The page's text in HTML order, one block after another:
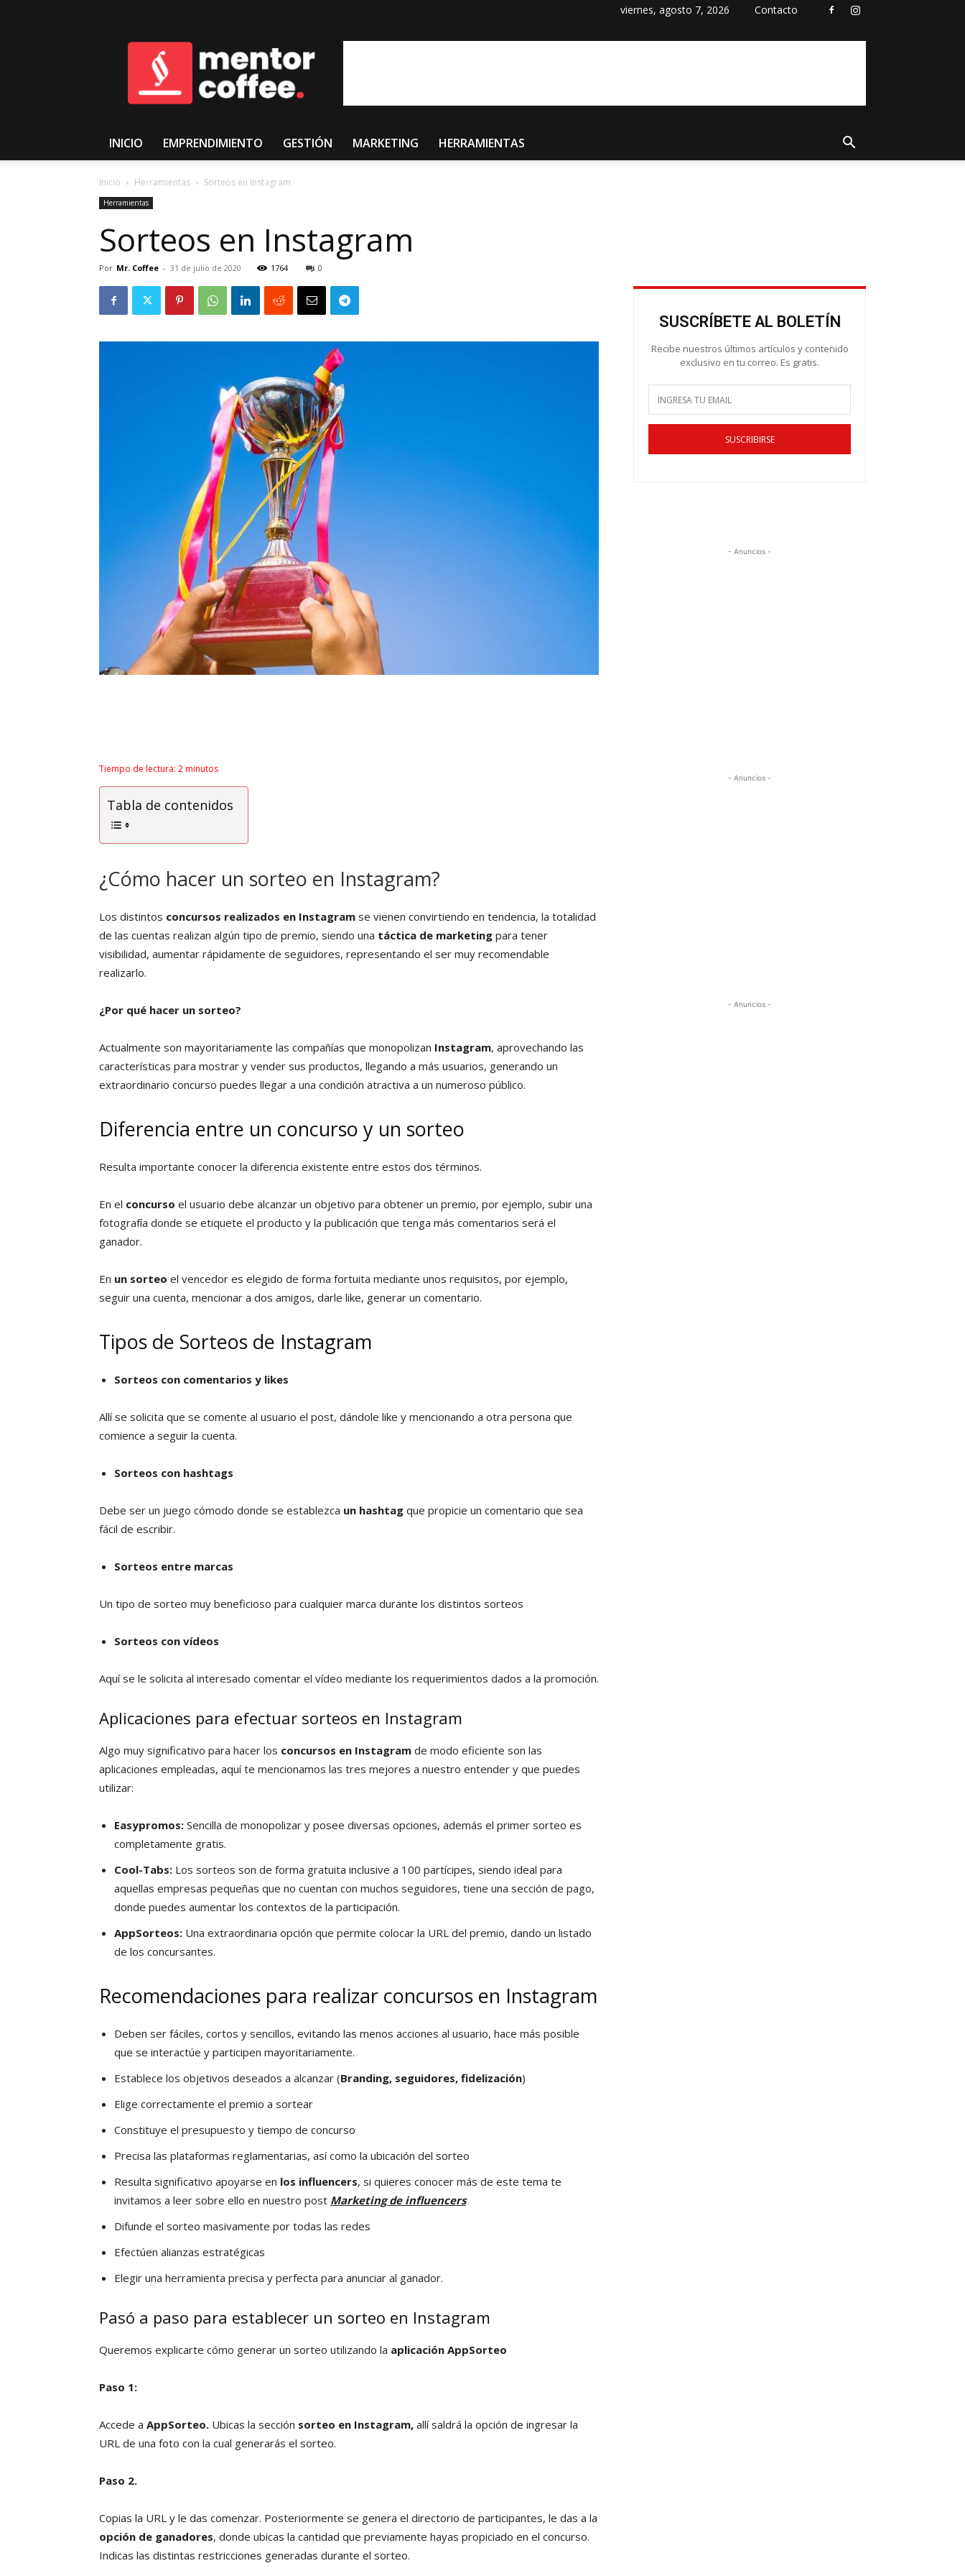
viernes, agosto 7, 2026 Contacto
𝑴𝒆𝒏𝒕𝒐𝒓𝑪𝒐𝒇𝒇𝒆𝒆
INICIO EMPRENDIMIENTO GESTIÓN MARKETING HERRAMIENTAS
Inicio Herramientas Sorteos en Instagram
Herramientas
Sorteos en Instagram
Por Mr. Coffee - 31 de julio de 2020 1764 0
Tiempo de lectura: 2minutos
Tabla de contenidos
¿Cómo hacer un sorteo en Instagram?
Los distintos concursos realizados en Instagram se vienen convirtiendo en tendencia, la totalidad
de las cuentas realizan algún tipo de premio, siendo una táctica de marketing para tener
visibilidad, aumentar rápidamente de seguidores, representando el ser muy recomendable
realizarlo.
¿Por qué hacer un sorteo?
Actualmente son mayoritariamente las compañías que monopolizan Instagram, aprovechando las
características para mostrar y vender sus productos, llegando a más usuarios, generando un
extraordinario concurso puedes llegar a una condición atractiva a un numeroso público.
Diferencia entre un concurso y un sorteo
Resulta importante conocer la diferencia existente entre estos dos términos.
En el concurso el usuario debe alcanzar un objetivo para obtener un premio, por ejemplo, subir una
fotografía donde se etiquete el producto y la publicación que tenga más comentarios será el
ganador.
En un sorteo el vencedor es elegido de forma fortuita mediante unos requisitos, por ejemplo,
seguir una cuenta, mencionar a dos amigos, darle like, generar un comentario.
Tipos de Sorteos de Instagram
Sorteos con comentarios y likes
Allí se solicita que se comente al usuario el post, dándole like y mencionando a otra persona que
comience a seguir la cuenta.
Sorteos con hashtags
Debe ser un juego cómodo donde se establezca un hashtag que propicie un comentario que sea
fácil de escribir.
Sorteos entre marcas
Un tipo de sorteo muy beneficioso para cualquier marca durante los distintos sorteos
Sorteos con vídeos
Aquí se le solicita al interesado comentar el vídeo mediante los requerimientos dados a la promoción.
Aplicaciones para efectuar sorteos en Instagram
Algo muy significativo para hacer los concursos en Instagram de modo eficiente son las
aplicaciones empleadas, aquí te mencionamos las tres mejores a nuestro entender y que puedes
utilizar:
Easypromos: Sencilla de monopolizar y posee diversas opciones, además el primer sorteo es
completamente gratis.
Cool-Tabs: Los sorteos son de forma gratuita inclusive a 100 partícipes, siendo ideal para
aquellas empresas pequeñas que no cuentan con muchos seguidores, tiene una sección de pago,
donde puedes aumentar los contextos de la participación.
AppSorteos: Una extraordinaria opción que permite colocar la URL del premio, dando un listado
de los concursantes.
Recomendaciones para realizar concursos en Instagram
Deben ser fáciles, cortos y sencillos, evitando las menos acciones al usuario, hace más posible
que se interactúe y participen mayoritariamente.
Establece los objetivos deseados a alcanzar (Branding, seguidores, fidelización)
Elige correctamente el premio a sortear
Constituye el presupuesto y tiempo de concurso
Precisa las plataformas reglamentarias, así como la ubicación del sorteo
Resulta significativo apoyarse en los influencers, si quieres conocer más de este tema te
invitamos a leer sobre ello en nuestro post Marketing de influencers
Difunde el sorteo masivamente por todas las redes
Efectúen alianzas estratégicas
Elegir una herramienta precisa y perfecta para anunciar al ganador.
Pasó a paso para establecer un sorteo en Instagram
Queremos explicarte cómo generar un sorteo utilizando la aplicación AppSorteo
Paso 1:
Accede a AppSorteo. Ubicas la sección sorteo en Instagram, allí saldrá la opción de ingresar la
URL de una foto con la cual generarás el sorteo.
Paso 2.
Copias la URL y le das comenzar. Posteriormente se genera el directorio de participantes, le das a la
opción de ganadores, donde ubicas la cantidad que previamente hayas propiciado en el concurso.
Indicas las distintas restricciones generadas durante el sorteo.
SUSCRÍBETE AL BOLETÍN
Recibe nuestros últimos artículos y contenido
exclusivo en tu correo. Es gratis.
SUSCRIBIRSE
- Anuncios -
- Anuncios -
- Anuncios -